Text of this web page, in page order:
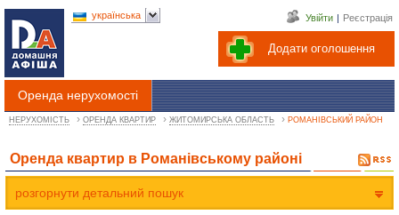
Додати оголошення
Увійти | Реєстрація
Оренда нерухомості
українська
НЕРУХОМІСТЬ › ОРЕНДА КВАРТИР › ЖИТОМИРСЬКА ОБЛАСТЬ › РОМАНІВСЬКИЙ РАЙОН
Оренда квартир в Романівському районі
розгорнути детальний пошук